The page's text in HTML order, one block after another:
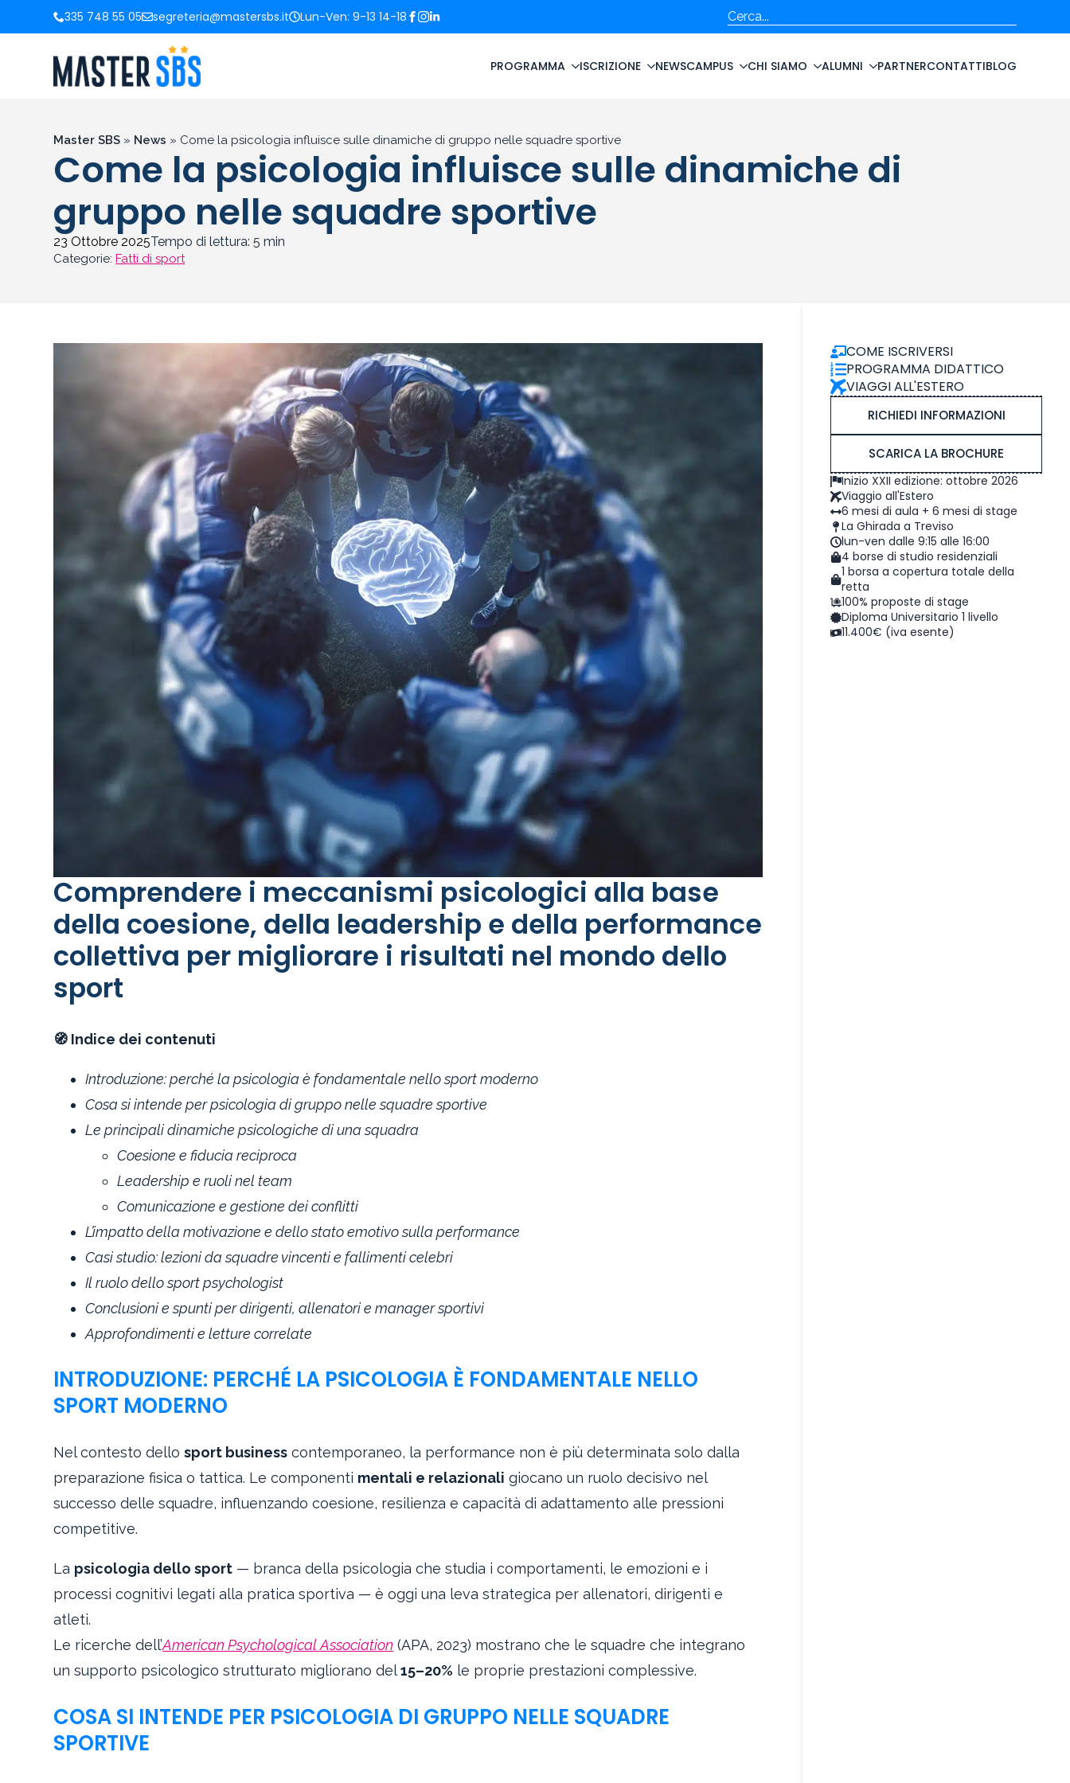
335 748 55 05 segreteria@mastersbs.it Lun-Ven: 9-13 14-18 Cerca
PROGRAMMA ISCRIZIONE NEWSCAMPUS CHI SIAMO ALUMNI PARTNERCONTATTIBLOG
Master SBS » News » Come la psicologia influisce sulle dinamiche di gruppo nelle squadre sportive
Come la psicologia influisce sulle dinamiche di
gruppo nelle squadre sportive
23 Ottobre 2025Tempo di lettura:5 min
Categorie:Fatti di sport
Comprendere i meccanismi psicologici alla base
della coesione, della leadership e della performance
collettiva per migliorare i risultati nel mondo dello
sport
🧭 Indice dei contenuti
Introduzione: perché la psicologia è fondamentale nello sport moderno
Cosa si intende per psicologia di gruppo nelle squadre sportive
Le principali dinamiche psicologiche di una squadra
Coesione e fiducia reciproca
Leadership e ruoli nel team
Comunicazione e gestione dei conflitti
L’impatto della motivazione e dello stato emotivo sulla performance
Casi studio: lezioni da squadre vincenti e fallimenti celebri
Il ruolo dello sport psychologist
Conclusioni e spunti per dirigenti, allenatori e manager sportivi
Approfondimenti e letture correlate
INTRODUZIONE: PERCHÉ LA PSICOLOGIA È FONDAMENTALE NELLO
SPORT MODERNO
Nel contesto dellosport business contemporaneo, la performance non è più determinata solo dalla
preparazione fisica o tattica. Le componenti mentali e relazionali giocano un ruolo decisivo nel
successo delle squadre, influenzando coesione, resilienza e capacità di adattamento alle pressioni
competitive.
La psicologia dello sport — branca della psicologia che studia i comportamenti, le emozioni e i
processi cognitivi legati alla pratica sportiva — è oggi una leva strategica per allenatori, dirigenti e
atleti.
Le ricerche dell’American Psychological Association (APA, 2023) mostrano che le squadre che integrano
un supporto psicologico strutturato migliorano del15–20% le proprie prestazioni complessive.
COSA SI INTENDE PER PSICOLOGIA DI GRUPPO NELLE SQUADRE
SPORTIVE
COME ISCRIVERSI
PROGRAMMA DIDATTICO
VIAGGI ALL'ESTERO
RICHIEDI INFORMAZIONI
SCARICA LA BROCHURE
Inizio XXII edizione: ottobre 2026
Viaggio all'Estero
6 mesi di aula + 6 mesi di stage
La Ghirada a Treviso
lun-ven dalle 9:15 alle 16:00
4 borse di studio residenziali
1 borsa a copertura totale della
retta
100% proposte di stage
Diploma Universitario 1 livello
11.400€ (iva esente)